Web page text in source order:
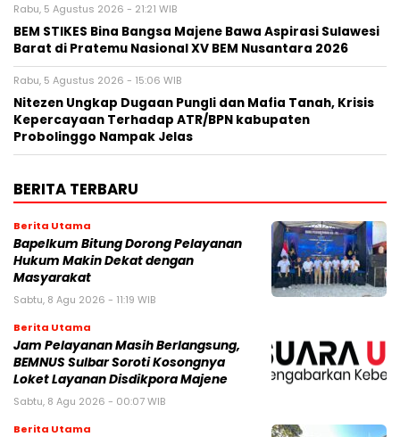
Rabu, 5 Agustus 2026 - 21:21 WIB
BEM STIKES Bina Bangsa Majene Bawa Aspirasi Sulawesi
Barat di Pratemu Nasional XV BEM Nusantara 2026
Rabu, 5 Agustus 2026 - 15:06 WIB
Nitezen Ungkap Dugaan Pungli dan Mafia Tanah, Krisis
Kepercayaan Terhadap ATR/BPN kabupaten
Probolinggo Nampak Jelas
BERITA TERBARU
Berita Utama
Bapelkum Bitung Dorong Pelayanan
Hukum Makin Dekat dengan
Masyarakat
Sabtu, 8 Agu 2026 - 11:19 WIB
Berita Utama
Jam Pelayanan Masih Berlangsung,
BEMNUS Sulbar Soroti Kosongnya
Loket Layanan Disdikpora Majene
Sabtu, 8 Agu 2026 - 00:07 WIB
Berita Utama